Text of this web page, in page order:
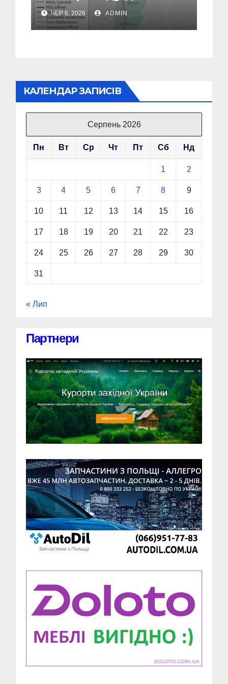
Європи в обхід рф
ЧЕР 6, 2026 ADMIN
КАЛЕНДАР ЗАПИСІВ
Серпень 2026
Пн Вт Ср Чт Пт Сб Нд
1 2
3 4 5 6 7 8 9
10 11 12 13 14 15 16
17 18 19 20 21 22 23
24 25 26 27 28 29 30
31
« Лип
Партнери